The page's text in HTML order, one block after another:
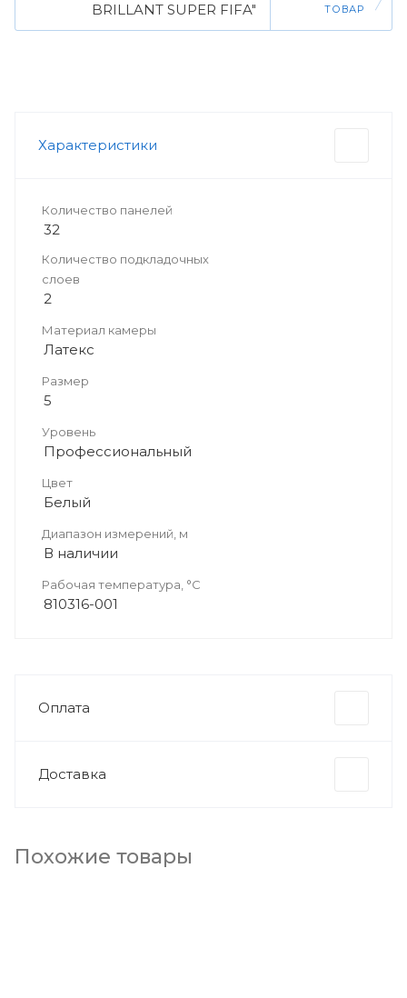
BRILLANT SUPER FIFA"
ТОВАР
Характеристики
Количество панелей
32
Количество подкладочных
слоев
2
Материал камеры
Латекс
Размер
5
Уровень
Профессиональный
Цвет
Белый
Диапазон измерений, м
В наличии
Рабочая температура, °С
810316-001
Оплата
Доставка
Похожие товары